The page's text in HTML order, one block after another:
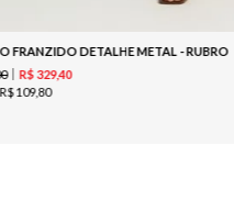
FRANZIDO DETALHE METAL - RUBRO
R$ 329,40
R$109,80